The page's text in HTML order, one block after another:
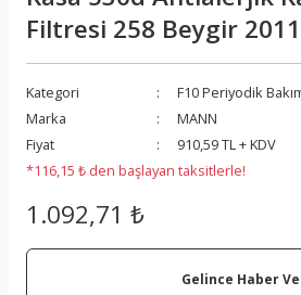
Filtresi 258 Beygir
Kategori
F10 Periyodik
Marka
MANN
Fiyat
910,59 TL + KDV
*116,15 ₺ den başlayan taksitlerle!
1.092,71 ₺
Gelince Haber